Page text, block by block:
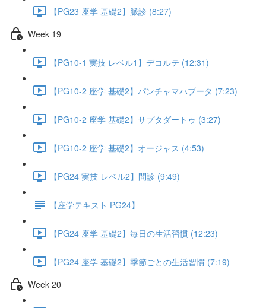
【PG23 座学 基礎2】脈診 (8:27)
Week 19
【PG10-1 実技 レベル1】デコルテ (12:31)
【PG10-2 座学 基礎2】パンチャマハブータ (7:23)
【PG10-2 座学 基礎2】サプタダートゥ (3:27)
【PG10-2 座学 基礎2】オージャス (4:53)
【PG24 実技 レベル2】問診 (9:49)
【座学テキスト PG24】
【PG24 座学 基礎2】毎日の生活習慣 (12:23)
【PG24 座学 基礎2】季節ごとの生活習慣 (7:19)
Week 20